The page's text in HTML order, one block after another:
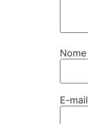
Nome
E-mail